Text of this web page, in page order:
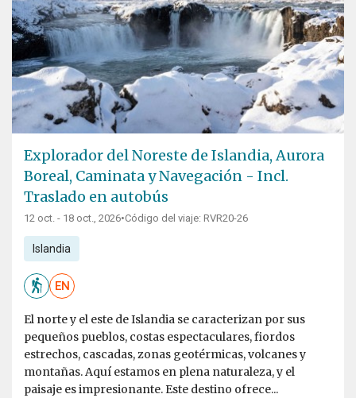
Explorador del Noreste de Islandia, Aurora
Boreal, Caminata y Navegación - Incl.
Traslado en autobús
12 oct. - 18 oct., 2026•Código del viaje: RVR20-26
Islandia
EN
El norte y el este de Islandia se caracterizan por sus
pequeños pueblos, costas espectaculares, fiordos
estrechos, cascadas, zonas geotérmicas, volcanes y
montañas. Aquí estamos en plena naturaleza, y el
paisaje es impresionante. Este destino ofrece...